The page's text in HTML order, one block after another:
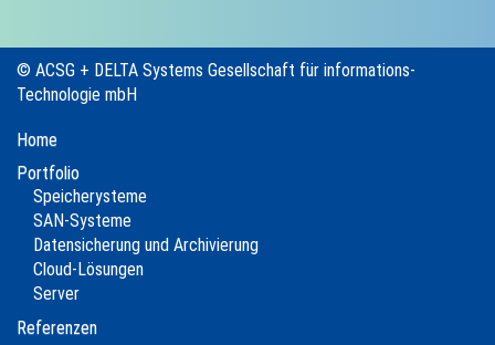
© ACSG + DELTA Systems Gesellschaft für informations-
Technologie mbH
Home
Portfolio
Speicherysteme
SAN-Systeme
Datensicherung und Archivierung
Cloud-Lösungen
Server
Referenzen